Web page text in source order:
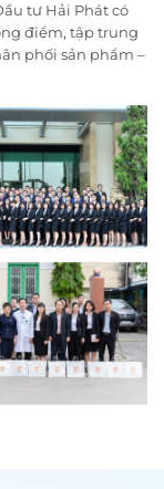
tư Hải Phát có
điểm, tập trung
phối sản phẩm –